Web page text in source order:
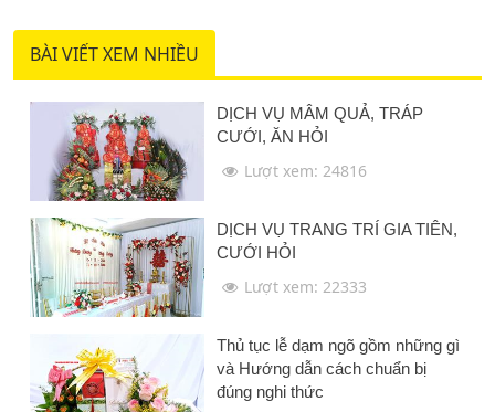
BÀI VIẾT XEM NHIỀU
DỊCH VỤ MÂM QUẢ, TRÁP
CƯỚI, ĂN HỎI
Lượt xem: 24816
DỊCH VỤ TRANG TRÍ GIA TIÊN,
CƯỚI HỎI
Lượt xem: 22333
Thủ tục lễ dạm ngõ gồm những gì
và Hướng dẫn cách chuẩn bị
đúng nghi thức